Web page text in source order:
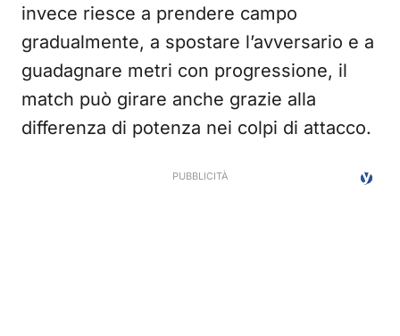
invece riesce a prendere campo
gradualmente, a spostare l’avversario e a
guadagnare metri con progressione, il
match può girare anche grazie alla
differenza di potenza nei colpi di attacco.